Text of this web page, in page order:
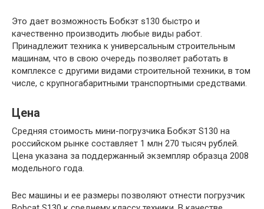
Это дает возможность Бобкэт s130 быстро и
качественно производить любые виды работ.
Принадлежит техника к универсальным строительным
машинам, что в свою очередь позволяет работать в
комплексе с другими видами строительной техники, в том
числе, с крупногабаритными транспортными средствами.
Цена
Средняя стоимость мини-погрузчика Бобкэт S130 на
российском рынке составляет 1 млн 270 тысяч рублей.
Цена указана за поддержанный экземпляр образца 2008
модельного года.
Вес машины и ее размеры позволяют отнести погрузчик